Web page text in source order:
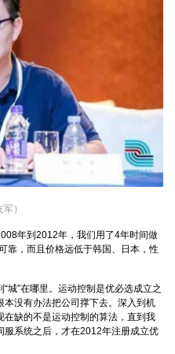
军）
年到2012年，我们用了4年时间做
靠，而且价格远低于韩国、日本，性
城”在哪里。运动控制是优必选成立之
没有办法把公司撑下去。深入到机
缺的不是运动控制的算法，直到我
服系统之后，才在2012年注册成立优